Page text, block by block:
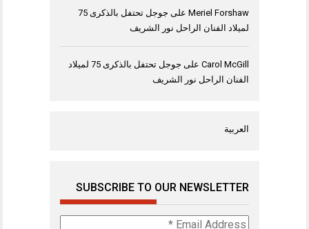
Meriel Forshaw على
جوجل تحتفل بالذكرى 75
لميلاد الفنان الراحل نور الشريف
Carol McGill على
جوجل تحتفل بالذكرى 75 لميلاد
الفنان الراحل نور الشريف
العربية
SUBSCRIBE TO OUR NEWSLETTER
Email